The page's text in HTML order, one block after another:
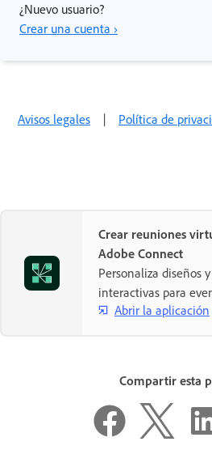
¿Nuevo usuario?
Crear una cuenta ›
Avisos legales | Política de
Crear reuniones
Adobe Connect
Personaliza diseños
interactivas para
Abrir la aplicación
Compartir esta